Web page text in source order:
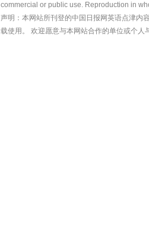
commercial or public use. Reproduction in
声明：本网站所刊登的中国日报网英语点津内
载使用。 欢迎愿意与本网站合作的单位或个人